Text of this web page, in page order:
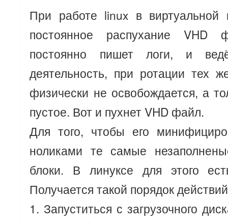
При работе linux в виртуальной
постоянное распухание
постоянно пишет логи, и
деятельность, при ротации тех
физически не освобождается, а
пустое. Вот и пухнет VHD файл.
Для того, чтобы его
ноликами те самые
блоки. В линуксе для этого
Получается такой порядок
1. Запуститься с загрузочного